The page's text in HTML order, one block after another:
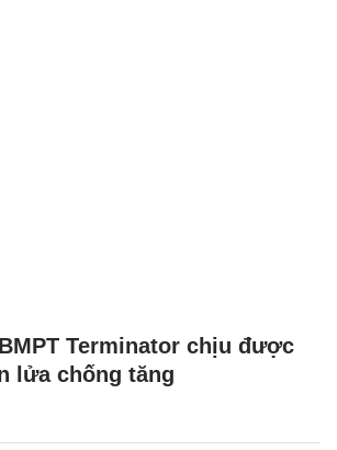
Terminator chịu được
lửa chống tăng